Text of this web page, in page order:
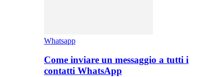
Whatsapp
Come inviare un messaggio a tutti i
contatti WhatsApp